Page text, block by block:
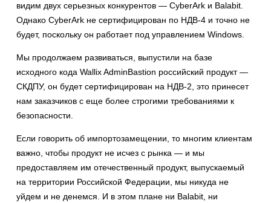
видим двух серьезных конкурентов — CyberArk и Balabit.
Однако CyberArk не сертифицирован по НДВ-4 и точно не
будет, поскольку он работает под управлением Windows.
Мы продолжаем развиваться, выпустили на базе
исходного кода Wallix AdminBastion российский продукт —
СКДПУ, он будет сертифицирован на НДВ-2, это принесет
нам заказчиков с еще более строгими требованиями к
безопасности.
Если говорить об импортозамещении, то многим клиентам
важно, чтобы продукт не исчез с рынка — и мы
предоставляем им отечественный продукт, выпускаемый
на территории Российской Федерации, мы никуда не
уйдем и не денемся. И в этом плане ни Balabit, ни